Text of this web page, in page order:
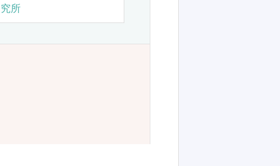
究所